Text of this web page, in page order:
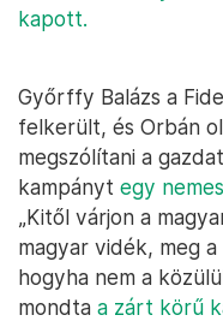
kapott.
Győrffy Balázs a
felkerült, és Orbán
megszólítani a
kampányt egy
„Kitől várjon a
magyar vidék, meg
hogyha nem a
mondta a zárt körű